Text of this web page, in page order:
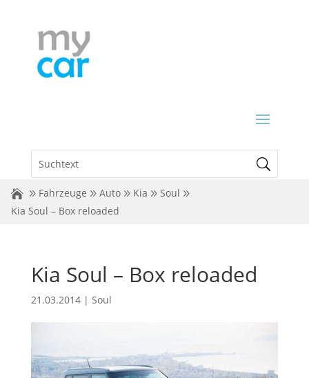
Fahrzeuge Auto Kia
Soul
Kia Soul – Box reloaded
Kia Soul – Box reloaded
21.03.2014| Soul